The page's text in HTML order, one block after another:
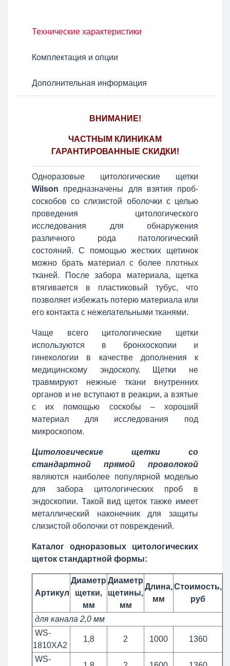
Технические характеристики
Комплектация и опции
Дополнительная информация
ВНИМАНИЕ!
ЧАСТНЫМ КЛИНИКАМ
ГАРАНТИРОВАННЫЕ СКИДКИ!
Одноразовые цитологические щетки
Wilson предназначены для взятия проб-
соскобов со слизистой оболочки с целью
проведения цитологического
исследования для обнаружения
различного рода патологический
состояний. С помощью жестких щетинок
можно брать материал с более плотных
тканей. После забора материала, щетка
втягивается в пластиковый тубус, что
позволяет избежать потерю материала или
его контакта с нежелательными тканями.
Чаще всего цитологические щетки
используются в бронхоскопии и
гинекологии в качестве дополнения к
медицинскому эндоскопу. Щетки не
травмируют нежные ткани внутренних
органов и не вступают в реакции, а взятые
с их помощью соскобы – хороший
материал для исследования под
микроскопом.
Цитологические щетки со
стандартной прямой проволокой
являются наиболее популярной моделью
для забора цитологических проб в
эндоскопии. Такой вид щеток также имеет
металлический наконечник для защиты
слизистой оболочки от повреждений.
Каталог одноразовых цитологических
щеток стандартной формы:
Артикул
Диаметр
щетки,
мм
Диаметр
щетины,
мм
Длина,
мм
Стоимость,
руб
для канала 2,0 мм
WS-
1810XA2
1,8 2 1000 1360
WS-